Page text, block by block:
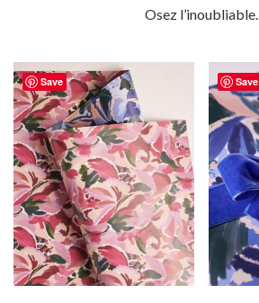
Osez l’inoubliable.
Save Save